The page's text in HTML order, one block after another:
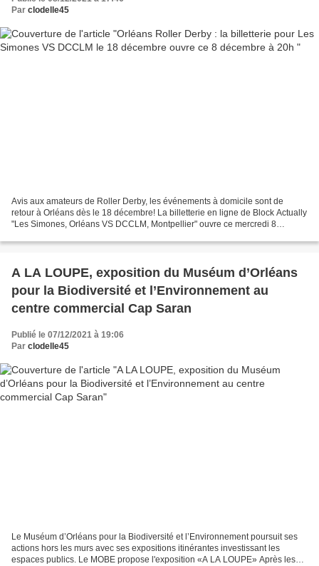
Par clodelle45
Avis aux amateurs de Roller Derby, les événements à domicile sont de
retour à Orléans dès le 18 décembre! La billetterie en ligne de Block Actually
"Les Simones, Orléans VS DCCLM, Montpellier" ouvre ce mercredi 8
A LA LOUPE, exposition du Muséum d’Orléans
pour la Biodiversité et l’Environnement au
centre commercial Cap Saran
Publié le 07/12/2021 à 19:06
Par clodelle45
Le Muséum d’Orléans pour la Biodiversité et l’Environnement poursuit ses
actions hors les murs avec ses expositions itinérantes investissant les
espaces publics. Le MOBE propose l'exposition «A LA LOUPE» Après les